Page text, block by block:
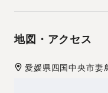
地図・アクセス
愛媛県四国中央市妻